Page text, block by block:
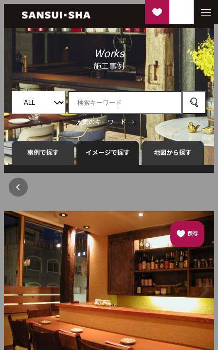
Works
施工事例
人気のキーワード →
事例で探す イメージで探す 地図から探す
保存